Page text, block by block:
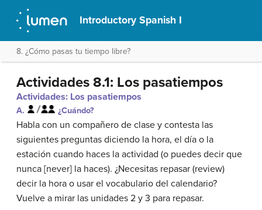
Introductory Spanish I
8. ¿Cómo pasas tu tiempo libre?
Actividades 8.1: Los pasatiempos
Actividades: Los pasatiempos
A. ¿Cuándo?
Habla con un compañero de clase y contesta las
siguientes preguntas diciendo la hora, el día o la
estación cuando haces la actividad (o puedes decir que
nunca [never] la haces). ¿Necesitas repasar (review)
decir la hora o usar el vocabulario del calendario?
Vuelve a mirar las unidades 2 y 3 para repasar.